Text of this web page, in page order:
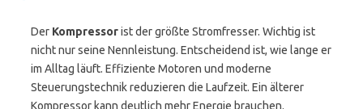
Der Kompressorist der größte Stromfresser. Wichtig ist
nicht nur seine Nennleistung. Entscheidend ist, wie lange er
im Alltag läuft. Effiziente Motoren und moderne
Steuerungstechnik reduzieren die Laufzeit. Ein älterer
Kompressor kann deutlich mehr Energie brauchen.